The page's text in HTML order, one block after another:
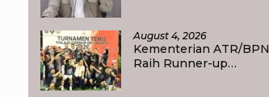
Dapat Kepastian
Layanan
August 4, 2026
Kementerian ATR/BPN
Raih Runner-up